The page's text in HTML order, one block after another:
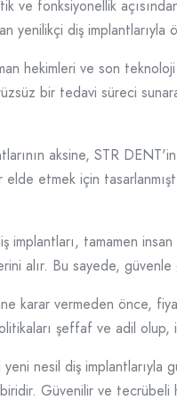
ve fonksiyonellik
yenilikçi diş implantlarıyla
hekimleri ve son
bir tedavi süreci
aksine, STR
etmek için
implantları, tamamen
alır. Bu sayede,
karar vermeden önce,
şeffaf ve adil olup,
nesil diş implantlarıyla
Güvenilir ve tecrübeli